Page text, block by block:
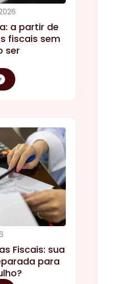
a partir de
fiscais sem
ser
Fiscais: sua
para